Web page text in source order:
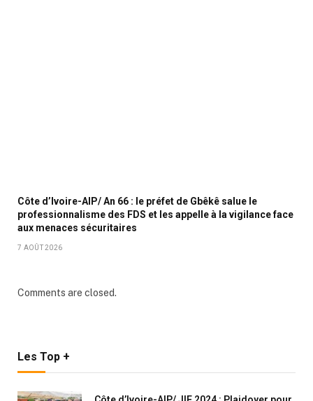
Côte d’Ivoire-AIP/ An 66 : le préfet de Gbêkê salue le
professionnalisme des FDS et les appelle à la vigilance face
aux menaces sécuritaires
7 AOÛT 2026
Comments are closed.
Les Top +